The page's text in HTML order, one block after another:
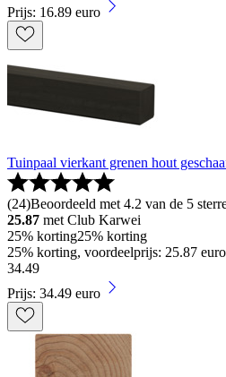
Prijs: 16.89 euro
Tuinpaal vierkant grenen hout
(24)Beoordeeld met 4.2 van de 5
25.87 met Club Karwei
25% korting25% korting
25% korting, voordeelprijs: 25.87
34.49
Prijs: 34.49 euro